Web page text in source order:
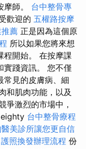
師。 台中整骨專
歡迎的 五權路按摩
薦 正是因為這個原
所以如果您將來想
程開始。 在按摩課
實踐資訊。 您不僅
常見的皮膚病、細
和肌肉功能，以及
爭激烈的市場中，
台中整骨療程
美診所讓您更自信
護照換發辦理流程 份